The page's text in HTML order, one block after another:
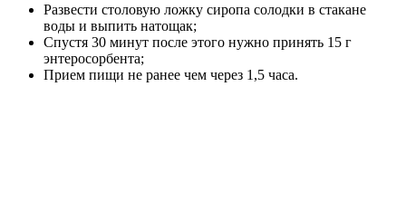
Развести столовую ложку сиропа солодки в стакане
воды и выпить натощак;
Спустя 30 минут после этого нужно принять 15 г
энтеросорбента;
Прием пищи не ранее чем через 1,5 часа.